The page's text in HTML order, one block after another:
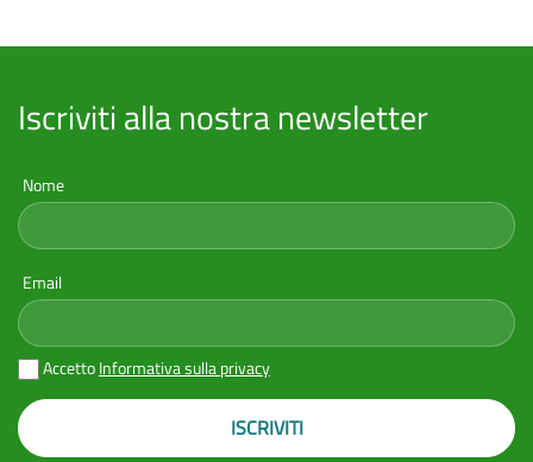
Iscriviti alla nostra newsletter
Nome
Email
AccettoInformativa sulla privacy
ISCRIVITI